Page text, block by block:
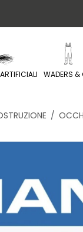
WADERS &